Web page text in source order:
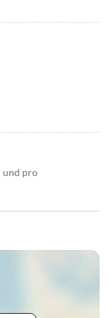
und pro